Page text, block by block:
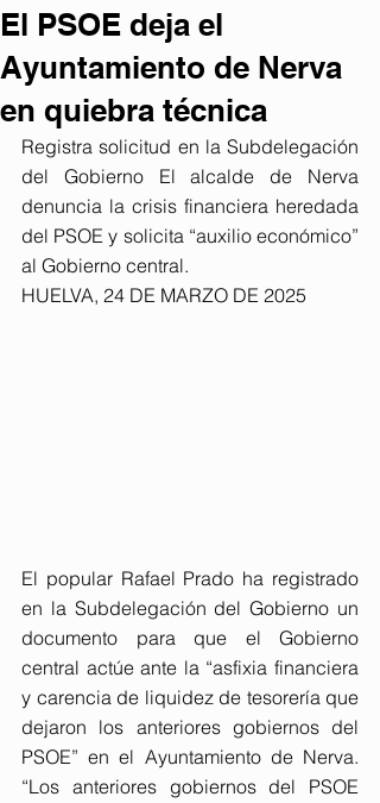
El PSOE deja el
Ayuntamiento de Nerva
en quiebra técnica
Registra solicitud en la Subdelegación
del Gobierno El alcalde de Nerva
denuncia la crisis financiera heredada
del PSOE y solicita “auxilio económico”
al Gobierno central.
HUELVA, 24 DE MARZO DE 2025
El popular Rafael Prado ha registrado
en la Subdelegación del Gobierno un
documento para que el Gobierno
central actúe ante la “asfixia financiera
y carencia de liquidez de tesorería que
dejaron los anteriores gobiernos del
PSOE” en el Ayuntamiento de Nerva.
“Los anteriores gobiernos del PSOE